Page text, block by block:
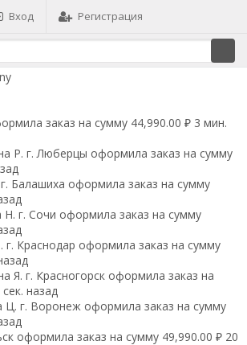
Вход Регистрация
заказ на сумму 44,990.00 ₽ 3 мин.
Р. г. Люберцы оформила заказ на сумму
Балашиха оформила заказ на сумму
Н. г. Сочи оформила заказ на сумму
г. Краснодар оформила заказ на сумму
Я. г. Красногорск оформила заказ на
назад
Ц. г. Воронеж оформила заказ на сумму
оформила заказ на сумму 49,990.00 ₽ 20